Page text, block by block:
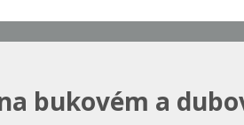
bukovém a